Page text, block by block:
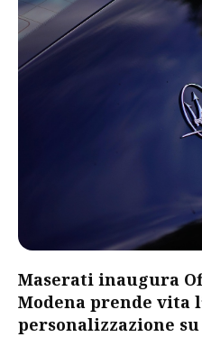
Maserati inaugura
Modena prende vita
personalizzazione